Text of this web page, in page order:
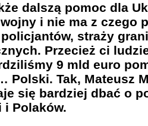
dalszą pomoc dla
i nie ma z czego
straży
Przecież ci
9 mld euro
Polski. Tak, Mateusz
się bardziej dbać o
i Polaków.